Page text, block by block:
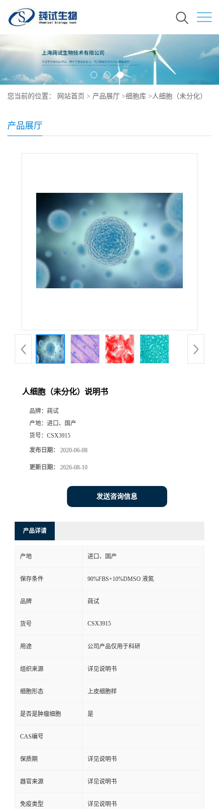
您当前的位置： 网站首页 > 产品展厅 >细胞库 >人细胞（未分化）
产品展厅
人细胞（未分化）说明书
品牌： 莼试
产地： 进口、国产
货号： CSX3915
发布日期： 2020-06-08
更新日期： 2026-08-10
发送咨询信息
产品详请
产地 进口、国产
保存条件 90%FBS+10%DMSO 液氮
品牌 莼试
货号 CSX3915
用途 公司产品仅用于科研
组织来源 详见说明书
细胞形态 上皮细胞样
是否是肿瘤细胞 是
CAS编号
保质期 详见说明书
器官来源 详见说明书
免疫类型 详见说明书